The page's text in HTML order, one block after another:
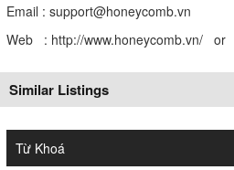
Email : support@honeycomb.vn
Web : http://www.honeycomb.vn/ or
Similar Listings